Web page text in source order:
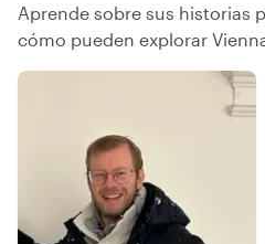
Aprende sobre sus historias
cómo pueden explorar